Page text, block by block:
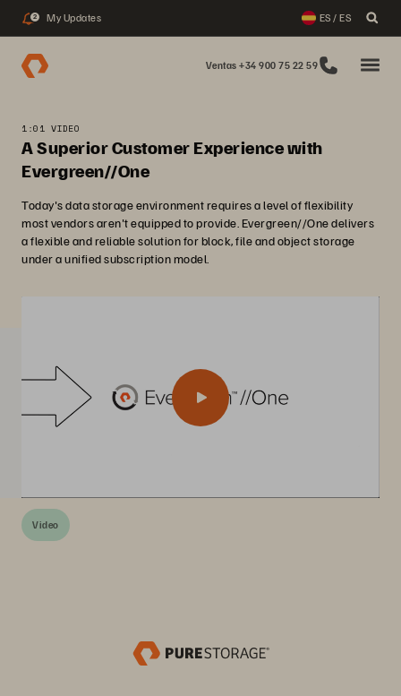
2 My Updates ES / ES
Ventas +34 900 75 22 59
1:01 VIDEO
A Superior Customer Experience with
Evergreen//One
Today's data storage environment requires a level of flexibility
most vendors aren't equipped to provide. Evergreen//One delivers
a flexible and reliable solution for block, file and object storage
under a unified subscription model.
Video